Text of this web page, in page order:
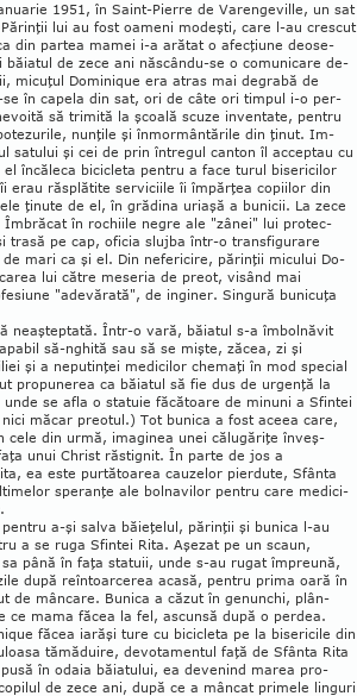
1951, în Saint-Pierre de Varengeville, un sat
lui au fost oameni mo­deşti, care l-au crescut
din partea mamei i-a arătat o afecţiune deo­se­
de zece ani născându-se o comu­nicare de­
mi­cuţul Do­minique era atras mai degrabă de
se în capela din sat, ori de câte ori timpul i-o per­
să trimită la şcoală scuze inven­tate, pentru
nun­ţile şi înmormântările din ţi­nut. Im­
satului şi cei de prin în­tregul canton îl ac­cep­tau cu
încăleca bicicleta pentru a face turul bise­ricilor
erau răsplătite serviciile îi împărţea copiilor din
ţinute de el, în gră­dina uriaşă a bunicii. La zece
în ro­chiile negre ale "zâ­nei" lui pro­tec­
trasă pe cap, oficia slujba într-o transfigurare
mari ca şi el. Din nefericire, părinţii micului Do­
lui către meseria de preot, vi­sând mai
"adevărată", de inginer. Sin­gură bunicuţa
neaş­tep­tată. Într-o vară, băiatul s-a îmbolnăvit
să-nghită sau să se mişte, ză­cea, zi şi
şi a neputinţei medicilor chemaţi în mod special
pro­pu­nerea ca băiatul să fie dus de urgenţă la
se afla o sta­tuie făcătoare de minuni a Sfintei
măcar preotul.) Tot bu­nica a fost aceea care,
cele din urmă, imaginea unei călugăriţe înveş­
unui Christ răstignit. În parte de jos a
ea este purtătoarea cauzelor pier­­dute, Sfânta
speranţe ale bol­navilor pentru care medi­ci­
a-şi sal­va băieţelul, părinţii şi bunica l-au
a se ruga Sfintei Rita. Aşezat pe un scaun,
până în faţa statuii, unde s-au ru­gat împreună,
după reîntoarcerea aca­să, pentru prima oară în
de mâncare. Bunica a căzut în ge­nunchi, plân­
ce mama făcea la fel, ascunsă după o perdea.
fă­cea iarăşi ture cu bicicleta pe la bisericile din
tămăduire, de­vo­ta­men­tul faţă de Sfânta Rita
în odaia bă­iatului, ea devenind marea pro­­­
de zece ani, du­pă ce a mâncat primele linguri